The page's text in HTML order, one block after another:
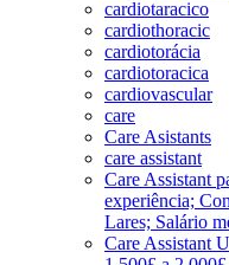
cardiotaracico
cardiothoracic
cardiotorácia
cardiotoracica
cardiovascular
care
Care Asistants
care assistant
Care Assistant
experiência;
Lares; Salário
Care Assistant